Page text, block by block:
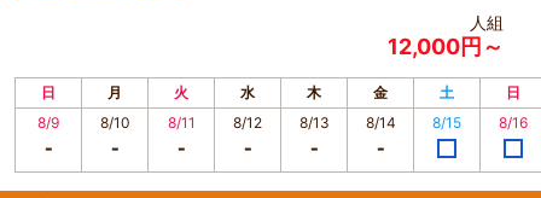
人組
12,000円～
日 月 火 水 木 金 土
日
8/9
8/10 8/11 8/12 8/13 8/14 8/15 8/16